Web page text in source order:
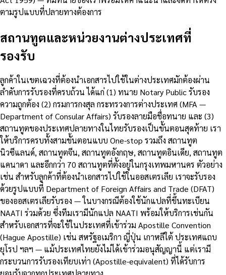
ตามรูปแบบที่ปลายทางต้องการ
สถานทูตและหน่วยงานต่างประเทศที่
รองรับ
ลูกค้าในเขตเฉวงที่ต้องนำเอกสารไปใช้ในต่างประเทศมักต้องผ่าน
ลำดับการรับรองที่ครบถ้วน ได้แก่ (1) ทนาย Notary Public รับรอง
ความถูกต้อง (2) กรมการกงสุล กระทรวงการต่างประเทศ (MFA —
Department of Consular Affairs) รับรองลายมือชื่อทนาย และ (3)
สถานทูตของประเทศปลายทางในไทยรับรองเป็นขั้นตอนสุดท้าย เรา
ให้บริการครบทั้งสามขั้นตอนแบบ One-stop รวมถึง สถานทูต
นิวซีแลนด์, สถานทูตจีน, สถานทูตอังกฤษ, สถานทูตอินเดีย, สถานทูต
แคนาดา และอีกกว่า 70 สถานทูตที่ตั้งอยู่ในกรุงเทพมหานคร ตัวอย่าง
เช่น สำหรับลูกค้าที่ต้องนำเอกสารไปใช้ในออสเตรเลีย เราจะรับรอง
ด้วยรูปแบบที่ Department of Foreign Affairs and Trade (DFAT)
ของออสเตรเลียรับรอง — ในบางกรณีต้องใช้นักแปลที่ขึ้นทะเบียน
NAATI ร่วมด้วย ซึ่งทีมเรามีนักแปล NAATI พร้อมให้บริการเช่นกัน
สำหรับเอกสารที่จะใช้ในประเทศที่เข้าร่วม Apostille Convention
(Hague Apostille) เช่น สหรัฐอเมริกา ญี่ปุ่น เกาหลีใต้ ประเทศแถบ
ยุโรป ฯลฯ — แม้ประเทศไทยยังไม่ได้เข้าร่วมอนุสัญญานี้ แต่เรามี
กระบวนการรับรองเทียบเท่า (Apostille-equivalent) ที่ได้รับการ